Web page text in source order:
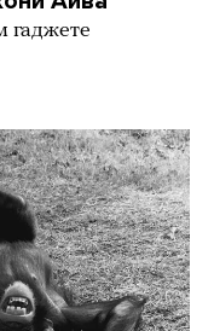
гаджете